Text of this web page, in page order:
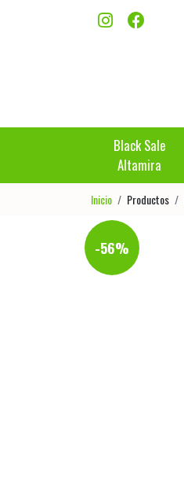
Black Sale
Altamira
Inicio Productos
-56%